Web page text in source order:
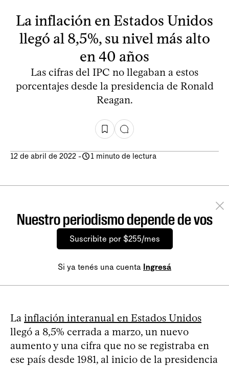
La inflación en Estados Unidos
llegó al 8,5%, su nivel más alto
en 40 años
Las cifras del IPC no llegaban a estos
porcentajes desde la presidencia de Ronald
Reagan.
12 de abril de 2022 - 1 minuto de lectura
Nuestro periodismo depende de vos
Suscribite por $255/mes
Si ya tenés una cuenta Ingresá
La inflación interanual en Estados Unidos
llegó a 8,5% cerrada a marzo, un nuevo
aumento y una cifra que no se registraba en
ese país desde 1981, al inicio de la presidencia